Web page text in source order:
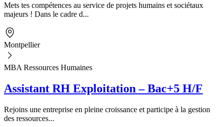
Mets tes compétences au service de projets humains et sociétaux
majeurs ! Dans le cadre d...
Montpellier
MBA Ressources Humaines
Assistant RH Exploitation – Bac+5 H/F
Rejoins une entreprise en pleine croissance et participe à la gestion
des ressources...